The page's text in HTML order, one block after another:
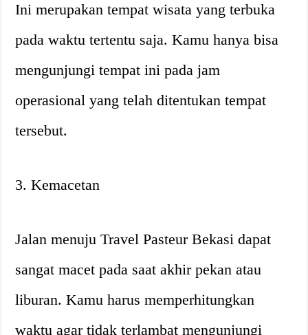
Ini merupakan tempat wisata yang terbuka
pada waktu tertentu saja. Kamu hanya bisa
mengunjungi tempat ini pada jam
operasional yang telah ditentukan tempat
tersebut.
3. Kemacetan
Jalan menuju Travel Pasteur Bekasi dapat
sangat macet pada saat akhir pekan atau
liburan. Kamu harus memperhitungkan
waktu agar tidak terlambat mengunjungi